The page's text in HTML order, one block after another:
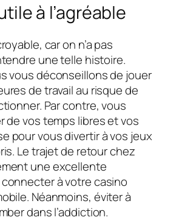
à l’agréable
car on n’a pas
une telle histoire.
vous déconseillons de jouer
de travail au risque de
Par contre, vous
de vos temps libres et vos
pour vous divertir à vos jeux
Le trajet de retour chez
une excellente
à votre casino
Néanmoins, éviter à
dans l’addiction.